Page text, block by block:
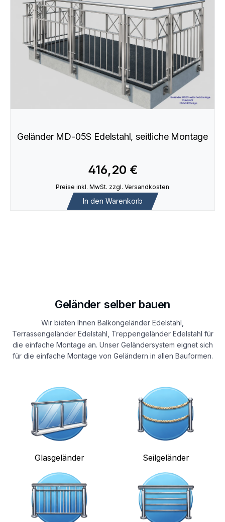
Geländer MD-05S Edelstahl, seitliche Montage
416,20 €
Preise inkl. MwSt. zzgl. Versandkosten
In den Warenkorb
Geländer selber bauen
Wir bieten Ihnen Balkongeländer Edelstahl,
Terrassengeländer Edelstahl, Treppengeländer Edelstahl für
die einfache Montage an. Unser Geländersystem eignet sich
für die einfache Montage von Geländern in allen Bauformen.
Glasgeländer Seilgeländer